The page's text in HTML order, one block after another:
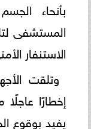
بأنحاء
المستشفى
الاستنفار
وتلقت
إخطارًا
يفيد بوقوع